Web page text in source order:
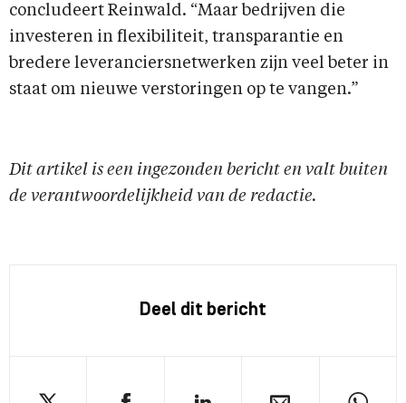
concludeert Reinwald. “Maar bedrijven die
investeren in flexibiliteit, transparantie en
bredere leveranciersnetwerken zijn veel beter in
staat om nieuwe verstoringen op te vangen.”
Dit artikel is een ingezonden bericht en valt buiten
de verantwoordelijkheid van de redactie.
Deel dit bericht